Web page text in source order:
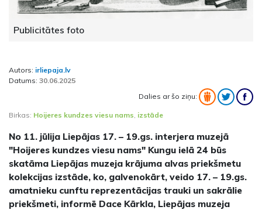
Publicitātes foto
Autors: irliepaja.lv
Datums: 30.06.2025
Dalies ar šo ziņu:
Birkas: Hoijeres kundzes viesu nams izstāde
No 11. jūlija Liepājas 17. – 19.gs. interjera muzejā
"Hoijeres kundzes viesu nams" Kungu ielā 24 būs
skatāma Liepājas muzeja krājuma alvas priekšmetu
kolekcijas izstāde, ko, galvenokārt, veido 17. – 19.gs.
amatnieku cunftu reprezentācijas trauki un sakrālie
priekšmeti, informē Dace Kārkla, Liepājas muzeja